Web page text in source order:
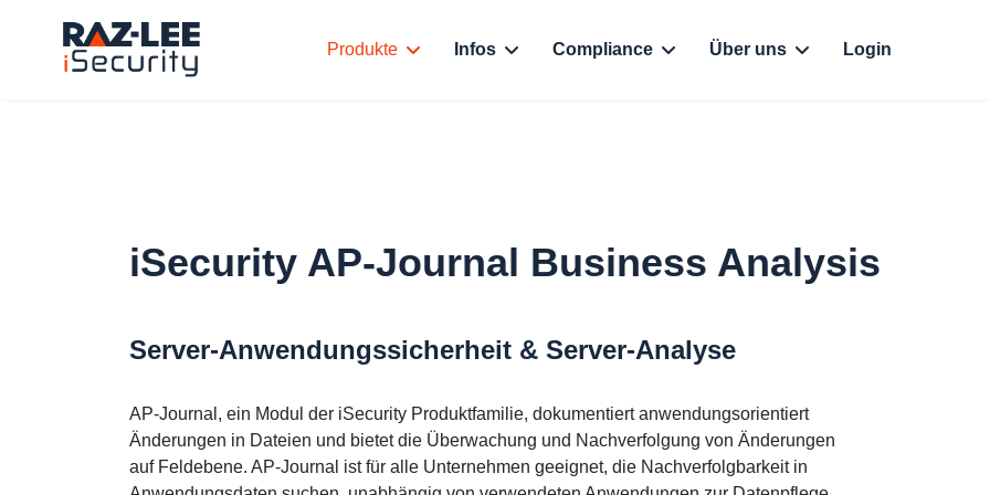
Produkte Infos Compliance Über uns Login
iSecurity AP-Journal Business Analysis
Server-Anwendungssicherheit & Server-Analyse
AP-Journal, ein Modul der iSecurity Produktfamilie, dokumentiert anwendungsorientiert
Änderungen in Dateien und bietet die Überwachung und Nachverfolgung von Änderungen
auf Feldebene. AP-Journal ist für alle Unternehmen geeignet, die Nachverfolgbarkeit in